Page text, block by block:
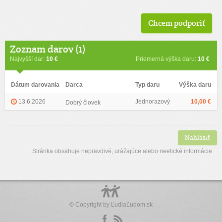
Chcem podporiť
Zoznam darov (1)
Najvyšší dar: 10 € Priemerná výška daru: 10 €
Dátum darovania Darca Typ daru Výška daru
13.6.2026 Dobrý človek Jednorazový 10,00 €
Nahlásiť
Stránka obsahuje nepravdivé, urážajúce alebo neetické informácie
© Copyright by ĽudiaĽudom.sk